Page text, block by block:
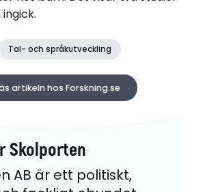
Tal- och språkutveckling
artikeln hos Forskning.se
Skolporten
AB är ett politiskt,